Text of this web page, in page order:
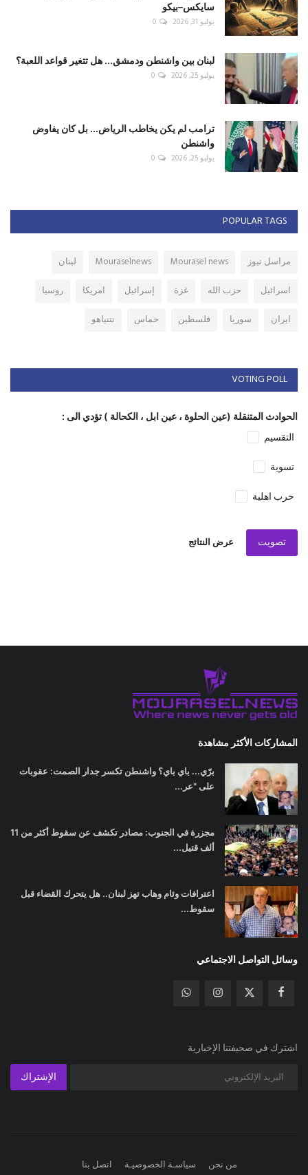
سايكس–بيكو
يوليو 31, 2026 0
لبنان بين واشنطن ودمشق... هل تتغير قواعد اللعبة؟
يوليو 25, 2026 0
ترامب لم يكن يخاطب الرياض... بل كان يفاوض
واشنطن
يوليو 25, 2026 0
POPULAR TAGS
مراسل نيوز Mourasel news
Mouraselnews
لبنان
اسرائيل
حزب الله غزة إسرائيل امريكا
روسيا
ايران
سوريا فلسطين حماس نتنياهو
VOTING POLL
الحوادث المتنقلة (عين الحلوة ، عين ابل ، الكحالة ) تؤدي الى :
التقسيم
تسوية
حرب اهلية
تصويت عرض النتائج
المشاركات الأكثر مشاهدة
برّي... باي باي؟ واشنطن تكسر جدار الصمت: عقوبات
على "عر...
مجزرة في الجنوب: مصادر تكشف عن سقوط أكثر من 11
ألف قتيل...
اعترافات وئام وهاب تهز لبنان.. هل يتحرك القضاء قبل
سقوط...
وسائل التواصل الاجتماعي
اشترك في صحيفتنا الإخبارية
الإشتراك
من نحن سياسـة الخصوصيـة اتصل بنا